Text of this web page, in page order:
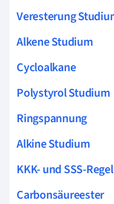
Veresterung
Alkene Studium
Cycloalkane
Polystyrol Studium
Ringspannung
Alkine Studium
KKK- und SSS-Regel
Carbonsäureester